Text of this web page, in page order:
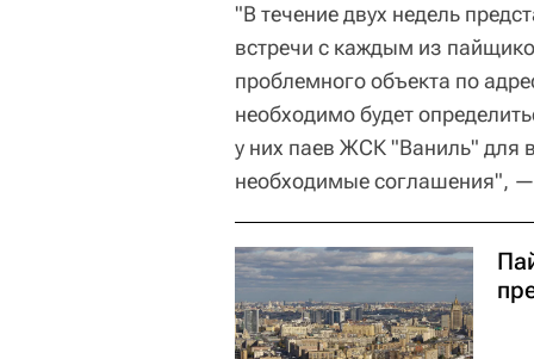
"В течение двух недель
встречи с каждым из
проблемного объекта по
необходимо будет
у них паев ЖСК "Ваниль" для
необходимые соглашения", —